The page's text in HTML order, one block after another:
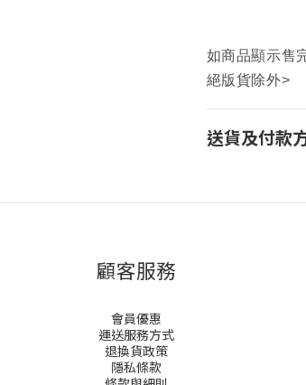
如商品顯示售
絕版貨除外>
送貨及付款
顧客服務
會員優惠
運送服務方式
退換貨政策
隱私條款